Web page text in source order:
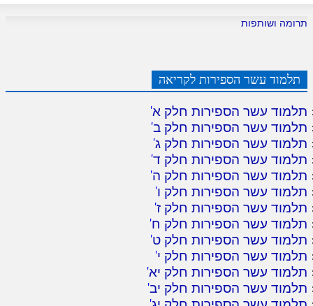
תרומה ושותפות
תלמוד עשר הספירות לקריאה
תלמוד עשר הספירות חלק א'
תלמוד עשר הספירות חלק ב'
תלמוד עשר הספירות חלק ג'
תלמוד עשר הספירות חלק ד'
תלמוד עשר הספירות חלק ה'
תלמוד עשר הספירות חלק ו'
תלמוד עשר הספירות חלק ז'
תלמוד עשר הספירות חלק ח'
תלמוד עשר הספירות חלק ט'
תלמוד עשר הספירות חלק י'
תלמוד עשר הספירות חלק יא'
תלמוד עשר הספירות חלק יב'